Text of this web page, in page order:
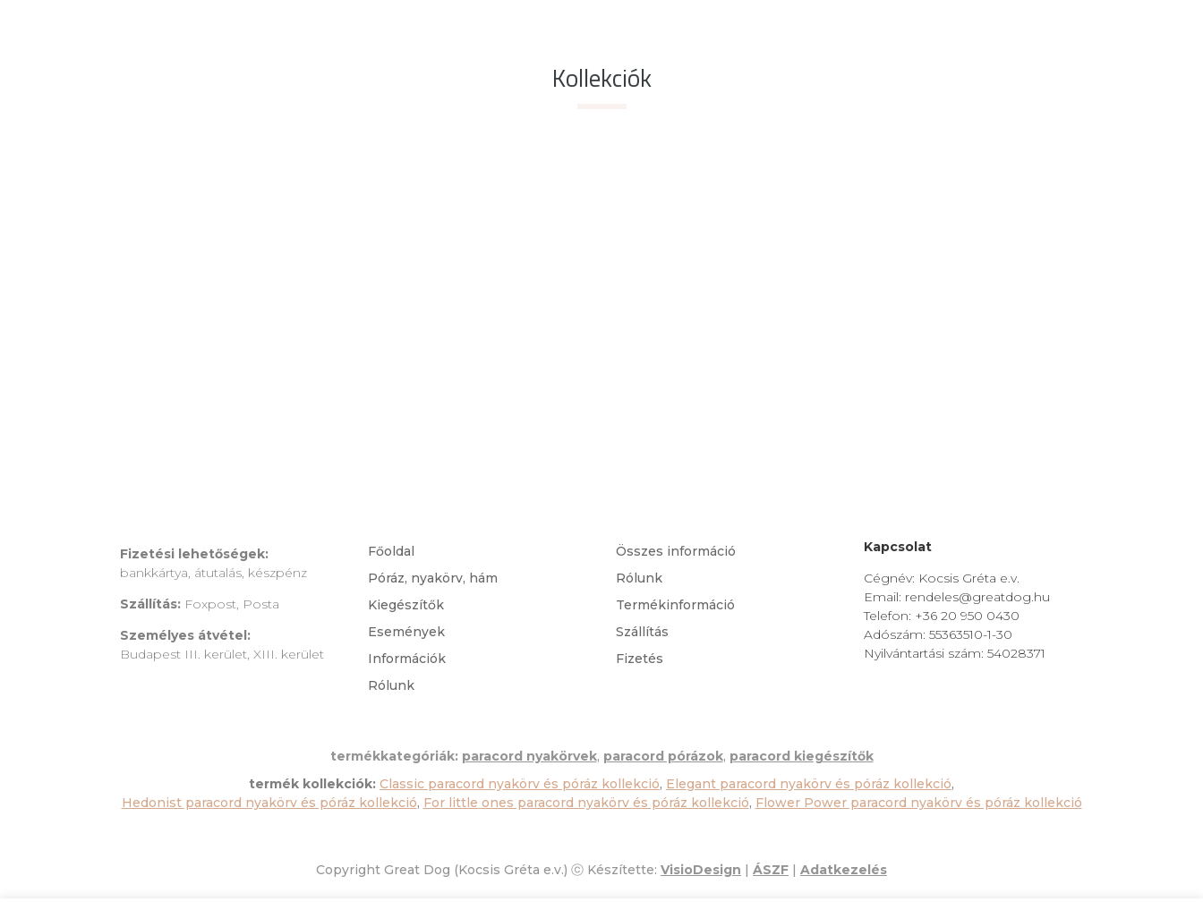
Kollekciók
Fizetési lehetőségek:
bankkártya, átutalás, készpénz
Szállítás: Foxpost, Posta
Személyes átvétel:
Budapest III. kerület, XIII. kerület
Főoldal
Póráz, nyakörv, hám
Kiegészítők
Események
Információk
Rólunk
Összes információ
Rólunk
Termékinformáció
Szállítás
Fizetés
Kapcsolat
Cégnév: Kocsis Gréta e.v.
Email: rendeles@greatdog.hu
Telefon: +36 20 950 0430
Adószám: 55363510-1-30
Nyilvántartási szám: 54028371
termékkategóriák: paracord nyakörvek, paracord pórázok, paracord kiegészítők
termék kollekciók: Classic paracord nyakörv és póráz kollekció, Elegant paracord nyakörv és póráz kollekció,
Hedonist paracord nyakörv és póráz kollekció, For little ones paracord nyakörv és póráz kollekció, Flower Power paracord nyakörv és póráz kollekció
Copyright Great Dog (Kocsis Gréta e.v.) ⓒ Készítette: VisioDesign | ÁSZF | Adatkezelés